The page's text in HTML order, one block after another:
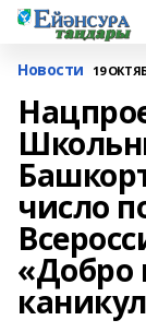
Новости 19
число
«Добро